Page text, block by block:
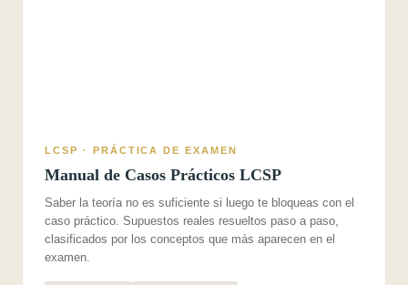
LCSP · PRÁCTICA DE EXAMEN
Manual de Casos Prácticos LCSP
Saber la teoría no es suficiente si luego te bloqueas con el
caso práctico. Supuestos reales resueltos paso a paso,
clasificados por los conceptos que más aparecen en el
examen.